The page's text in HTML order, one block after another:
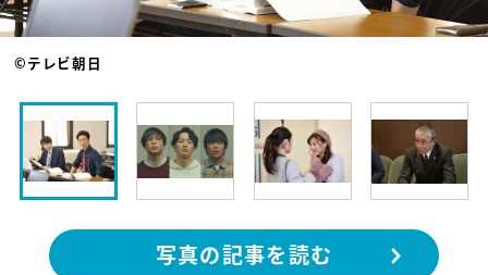
©テレビ朝日
写真の記事を読む